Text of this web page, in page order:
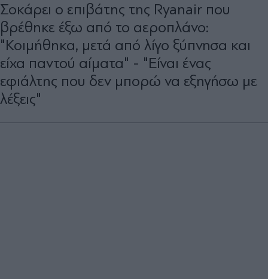
Σοκάρει ο επιβάτης της Ryanair που
βρέθηκε έξω από το αεροπλάνο:
"Κοιμήθηκα, μετά από λίγο ξύπνησα και
είχα παντού αίματα" - "Είναι ένας
εφιάλτης που δεν μπορώ να εξηγήσω με
λέξεις"